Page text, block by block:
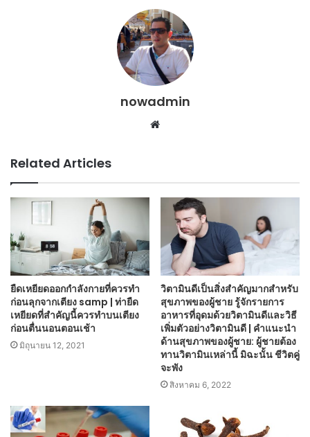
nowadmin
Website
Related Articles
ยืดเหยียดออกกำลังกายที่ควรทำ
ก่อนลุกจากเตียง samp | ท่ายืด
เหยียดที่สำคัญนี้ควรทำบนเตียง
ก่อนตื่นนอนตอนเช้า
มิถุนายน 12, 2021
วิตามินดีเป็นสิ่งสำคัญมากสำหรับ
สุขภาพของผู้ชาย รู้จักรายการ
อาหารที่อุดมด้วยวิตามินดีและวิธี
เพิ่มตัวอย่างวิตามินดี | คำแนะนำ
ด้านสุขภาพของผู้ชาย: ผู้ชายต้อง
ทานวิตามินเหล่านี้ มิฉะนั้น ชีวิตคู่
จะพัง
สิงหาคม 6, 2022